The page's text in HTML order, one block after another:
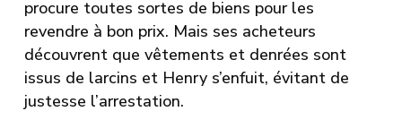
procure toutes sortes de biens pour les
revendre à bon prix. Mais ses acheteurs
découvrent que vêtements et denrées sont
issus de larcins et Henry s’enfuit, évitant de
justesse l’arrestation.